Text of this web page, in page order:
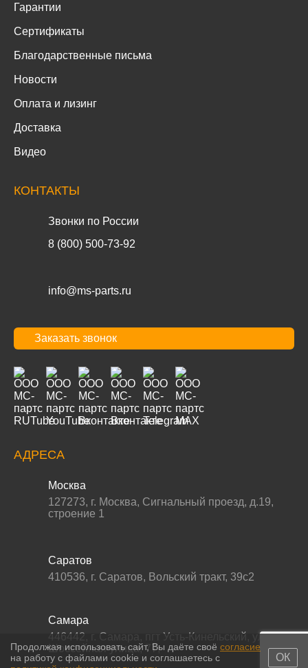
Гарантии
Сертификаты
Благодарственные письма
Новости
Оплата и лизинг
Доставка
Видео
КОНТАКТЫ
Звонки по России
8 (800) 500-73-92
info@ms-parts.ru
Заказать звонок
АДРЕСА
Москва
127273, г. Москва, Сигнальный проезд, д.19,
строение 1
Саратов
410536, г. Саратов, Вольский тракт, 39с2
Самара
446442
г. Самара
пгт Усть-Кинельский, ул.
Шоссейная улица, 77,
Продолжая использовать сайт, Вы даёте своё согласие
на работу с файлами cookie и соглашаетесь с
ОК